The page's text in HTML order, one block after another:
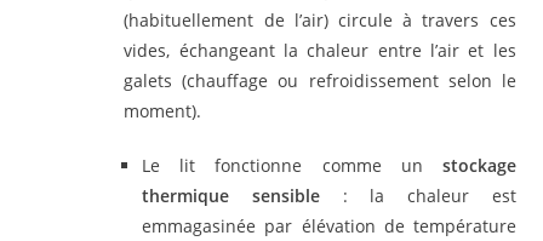
(habituellement de l’air) circule à travers ces
vides, échangeant la chaleur entre l’air et les
galets (chauffage ou refroidissement selon le
moment).
Le lit fonctionne comme un stockage
thermique sensible : la chaleur est
emmagasinée par élévation de température